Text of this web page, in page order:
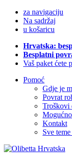
za navigaciju
Na sadržaj
u košaricu
Hrvatska:
Besplatni
Vaš paket ćete
Pomoć
Gdje je
Povrat
Troškovi
Kontakt
Sve